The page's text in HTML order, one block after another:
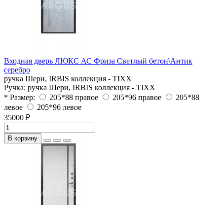
Входная дверь ЛЮКС АС Фриза Светлый бетон\Антик
серебро
ручка Шери, IRBIS коллекция - TIXX
Ручка: ручка Шери, IRBIS коллекция - TIXX
* Размер:
205*88 правое 205*96 правое
205*88
левое
205*96 левое
35000 ₽
В корзину